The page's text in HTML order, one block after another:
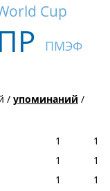
Cup
ПМЭФ
/ упоминаний /
1
1
1
1
1
1